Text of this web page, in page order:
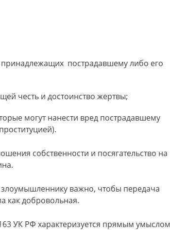
пострадавшему либо его
честь и достоинство жертвы;
могут нанести вред пострадавшему
собственности и посягательство на
важно, чтобы передача
как добровольная.
УК РФ характеризуется прямым умыслом